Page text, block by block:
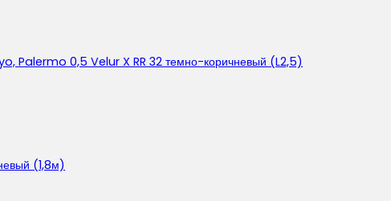
Palermo 0,5 Velur X RR 32 темно-коричневый (L2,5)
(1,8м)